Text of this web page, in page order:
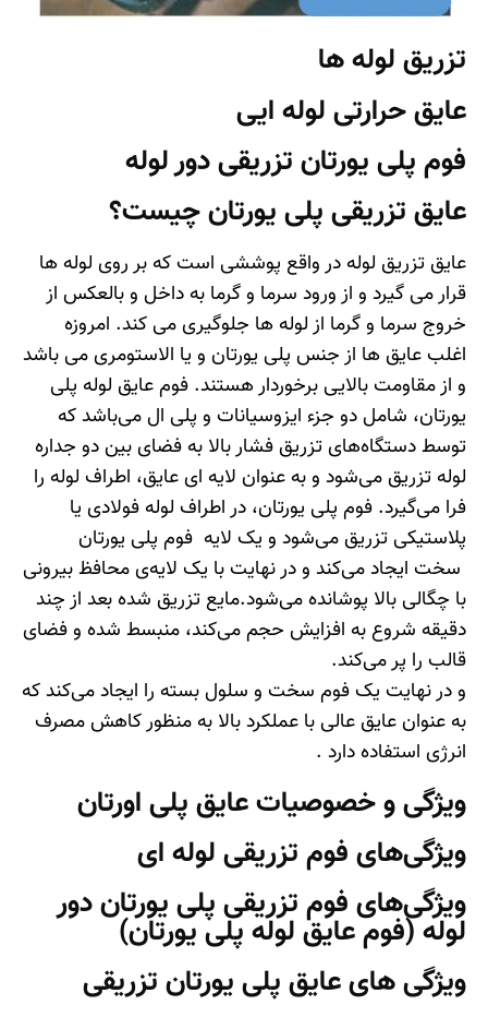
تزریق لوله ها
عایق حرارتی لوله ایی
فوم پلی یورتان تزریقی دور لوله
عایق تزریقی پلی یورتان چیست؟
عایق تزریق لوله در واقع پوششی است که بر روی لوله ها
قرار می گیرد و از ورود سرما و گرما به داخل و بالعکس از
خروج سرما و گرما از لوله ها جلوگیری می کند. امروزه
اغلب عایق ها از جنس پلی یورتان و یا الاستومری می باشد
و از مقاومت بالایی برخوردار هستند. فوم عایق لوله پلی
یورتان، شامل دو جزء ایزوسیانات و پلی ال می‌باشد که
توسط دستگاه‌های تزریق فشار بالا به فضای بین دو جداره
لوله تزریق می‌شود و به عنوان لایه ای عایق، اطراف لوله را
فرا می‌گیرد. فوم پلی یورتان، در اطراف لوله فولادی یا
پلاستیکی تزریق می‌شود و یک لایه فوم پلی یورتان
سخت ایجاد می‌کند و در نهایت با یک لایه‌ی محافظ بیرونی
با چگالی بالا پوشانده می‌شود.مایع تزریق شده بعد از چند
دقیقه شروع به افزایش حجم می‌کند، منبسط شده و فضای
قالب را پر می‌کند.
و در نهایت یک فوم سخت و سلول بسته را ایجاد می‌کند که
به عنوان عایق عالی با عملکرد بالا به منظور کاهش مصرف
انرژی استفاده دارد .
ویژگی و خصوصیات عایق پلی اورتان
ویژگی‌های فوم تزریقی لوله ‌ای
ویژگی‌های فوم تزریقی پلی یورتان دور
لوله (فوم عایق لوله پلی یورتان)
ویژگی های عایق پلی یورتان تزریقی